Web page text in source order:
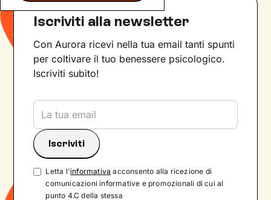
Iscriviti alla newsletter
Con Aurora ricevi nella tua email tanti spunti
per coltivare il tuo benessere psicologico.
Iscriviti subito!
Letta l'informativa acconsento alla ricezione di
comunicazioni informative e promozionali di cui al
punto 4.C della stessa